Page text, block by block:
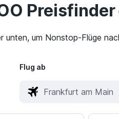
Preisfinder
unten, um Nonstop-Flüge
Flug ab